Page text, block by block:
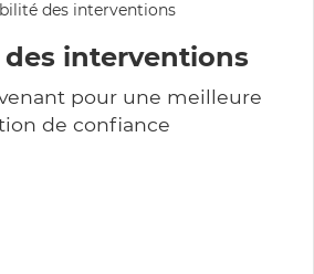
interventions
pour une meilleure
de confiance